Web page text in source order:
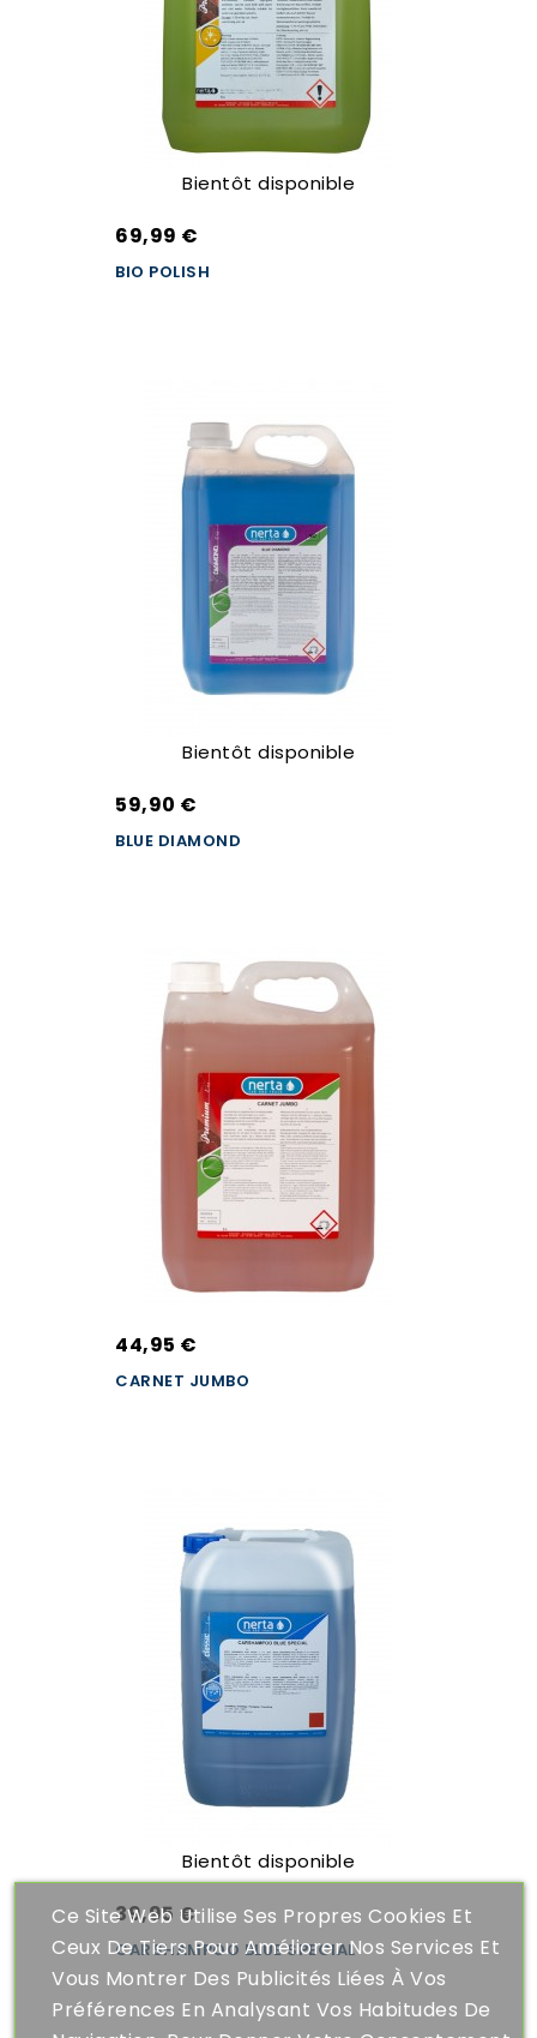
Bientôt disponible
69,99 €
BIO POLISH
Bientôt disponible
59,90 €
BLUE DIAMOND
44,95 €
CARNET JUMBO
Bientôt disponible
39,95 €
CARSHAMPOO BLUE SPECIAL
Ce Site Web Utilise Ses Propres Cookies Et
Ceux De Tiers Pour Améliorer Nos Services Et
Vous Montrer Des Publicités Liées À Vos
Préférences En Analysant Vos Habitudes De